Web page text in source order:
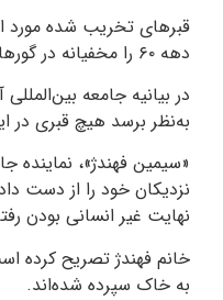
قبرهای تخریب شده مورد
دهه ۶۰ را مخفیانه در گورهای دسته‌جمعی دفن کرد، قرار داشته‌اند.
در بیانیه جامعه
به‌نظر برسد هیچ قبری در
«سیمین فهندژ»، نماینده
نزدیکان خود را از دست
نهایت غیر انسانی بودن
خانم فهندژ تصریح کرده
به خاک سپرده شده‌اند.